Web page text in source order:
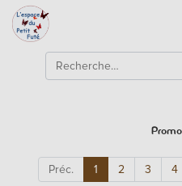
Préc. 1 2 3 4